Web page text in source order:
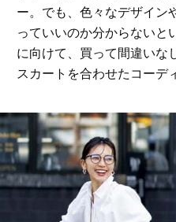
ママとパパに贈る「ジェ
ー。でも、色々なデザイン
っていいのか分からないと
に向けて、買って間違いな
スカートを合わせたコーデ